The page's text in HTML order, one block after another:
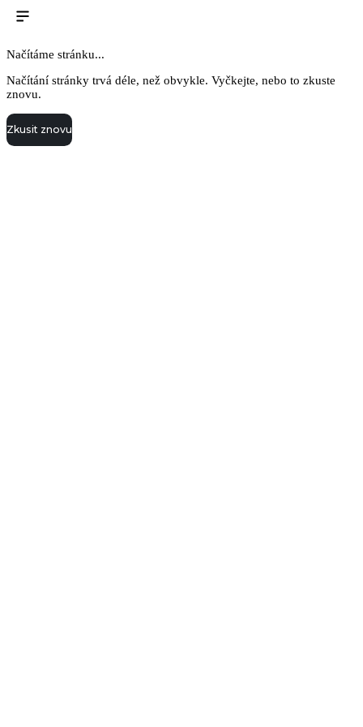
Načítáme stránku...
Načítání stránky trvá déle, než obvykle. Vyčkejte, nebo to zkuste
znovu.
Zkusit znovu